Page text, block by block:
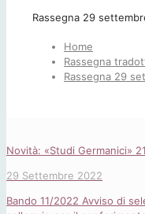
Rassegna 29
Home
Rassegna
Rassegna 29
Novità: «Studi Germanici»
29 Settembre 2022
Bando 11/2022 Avviso di